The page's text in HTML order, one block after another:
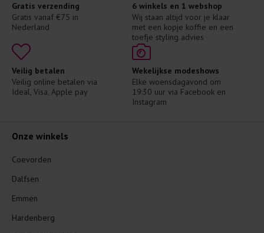
Gratis verzending
Gratis vanaf €75 in
Nederland
6 winkels en 1 webshop
Wij staan altijd voor je klaar
met een kopje koffie en een
toefje styling advies
Veilig betalen
Veilig online betalen via
Ideal, Visa, Apple pay
Wekelijkse modeshows
Elke woensdagavond om
19:30 uur via Facebook en
Instagram
Onze winkels
Coevorden
Dalfsen
Emmen
Hardenberg